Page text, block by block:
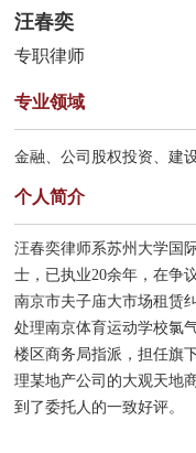
汪春奕
专职律师
专业领域
金融、公司股权投资、建
个人简介
汪春奕律师系苏州大学国
士，已执业20余年，在争
南京市夫子庙大市场租赁
处理南京体育运动学校氯
楼区商务局指派，担任旗
理某地产公司的大观天地
到了委托人的一致好评。